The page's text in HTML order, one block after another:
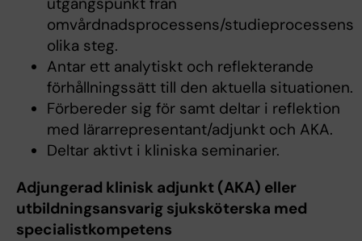
omvårdnadsprocessens/studieprocessens
olika steg.
Antar ett analytiskt och reflekterande
förhållningssätt till den aktuella situationen.
Förbereder sig för samt deltar i reflektion
med lärarrepresentant/adjunkt och AKA.
Deltar aktivt i kliniska seminarier.
Adjungerad klinisk adjunkt (AKA) eller
utbildningsansvarig sjuksköterska med
specialistkompetens